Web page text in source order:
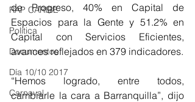
RAP CARIBE
Política
Documentos
Día 10/10 2017
Carnaval
de Progreso, 40% en Capital de
Espacios para la Gente y 51.2% en
Capital con Servicios Eficientes,
avances reflejados en 379 indicadores.
“Hemos logrado, entre todos,
cambiarle la cara a Barranquilla”, dijo